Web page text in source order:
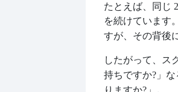
たとえば、同じ
を続けています。
すが、その背後
したがって、ス
持ちですか? 」 な
りますか?
。